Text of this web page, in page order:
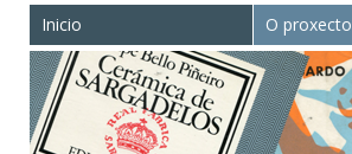
Inicio O proxecto